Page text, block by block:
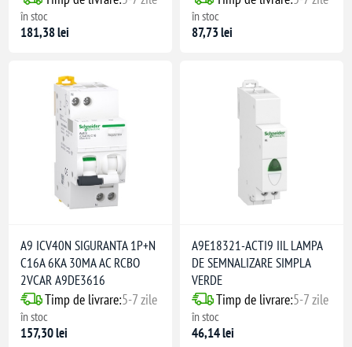
în stoc
181,38 lei
în stoc
87,73 lei
A9 ICV40N SIGURANTA 1P+N
C16A 6KA 30MA AC RCBO
2VCAR A9DE3616
Timp de livrare:5-7 zile
în stoc
157,30 lei
A9E18321-ACTI9 IIL LAMPA
DE SEMNALIZARE SIMPLA
VERDE
Timp de livrare:5-7 zile
în stoc
46,14 lei